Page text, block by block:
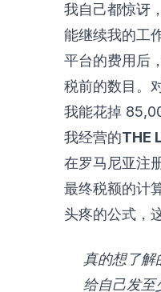
我自己都惊讶
能继续我的工
平台的费用后
税前的数目。
我能花掉
我经营的THE
在罗马尼亚注
最终税额的计
头疼的公式，
真的想了解
给自己发至